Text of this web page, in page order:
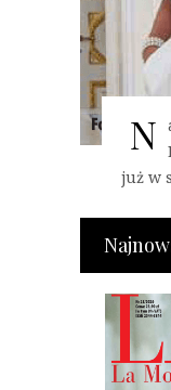
N
już w